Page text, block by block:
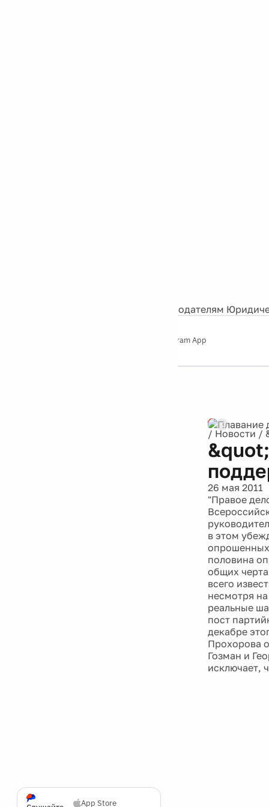
Рекламодателям
Telegram App
App Store
/ Новости /
26 мая 2011
"Правое
в этом
опрошенных
половина
общих
всего
несмотря
реальные
пост
декабре
Прохорова
Гозман и
исключает,